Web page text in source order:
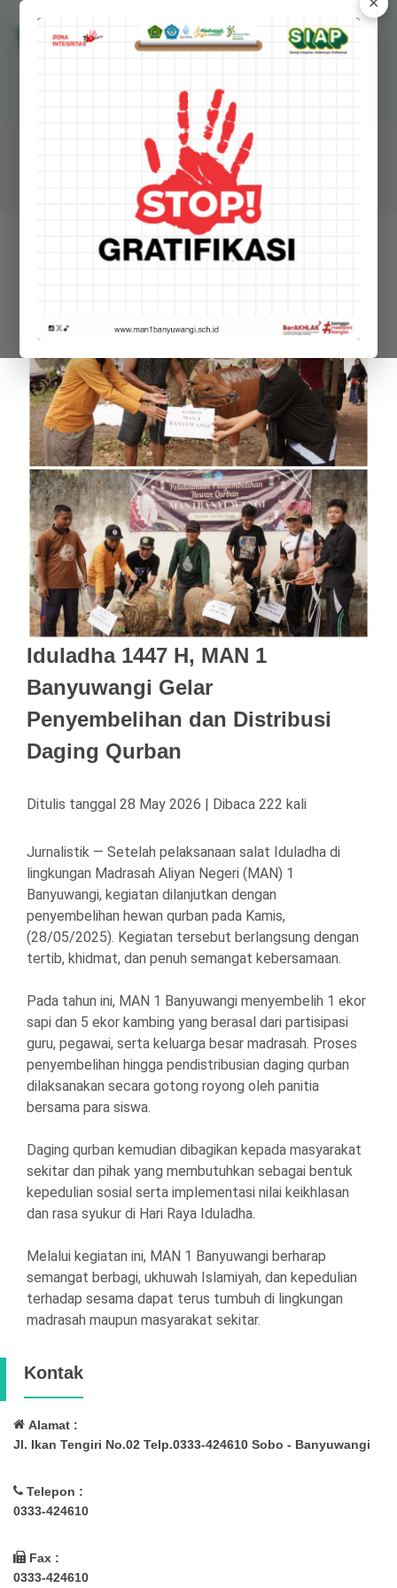
MANSAWANGI
Madrasah Aliyah Negeri 1 Banyuwangi
BERITA
Iduladha 1447 H, MAN 1
Banyuwangi Gelar
Penyembelihan dan Distribusi
Daging Qurban
Ditulis tanggal 28 May 2026 | Dibaca 222 kali
Jurnalistik — Setelah pelaksanaan salat Iduladha di
lingkungan Madrasah Aliyan Negeri (MAN) 1
Banyuwangi, kegiatan dilanjutkan dengan
penyembelihan hewan qurban pada Kamis,
(28/05/2025). Kegiatan tersebut berlangsung dengan
tertib, khidmat, dan penuh semangat kebersamaan.
Pada tahun ini, MAN 1 Banyuwangi menyembelih 1 ekor
sapi dan 5 ekor kambing yang berasal dari partisipasi
guru, pegawai, serta keluarga besar madrasah. Proses
penyembelihan hingga pendistribusian daging qurban
dilaksanakan secara gotong royong oleh panitia
bersama para siswa.
Daging qurban kemudian dibagikan kepada masyarakat
sekitar dan pihak yang membutuhkan sebagai bentuk
kepedulian sosial serta implementasi nilai keikhlasan
dan rasa syukur di Hari Raya Iduladha.
Melalui kegiatan ini, MAN 1 Banyuwangi berharap
semangat berbagi, ukhuwah Islamiyah, dan kepedulian
terhadap sesama dapat terus tumbuh di lingkungan
madrasah maupun masyarakat sekitar.
Kontak
Alamat :
Jl. Ikan Tengiri No.02 Telp.0333-424610 Sobo - Banyuwangi
Telepon :
0333-424610
Fax :
0333-424610